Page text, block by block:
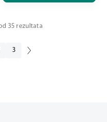
35 rezultata
3